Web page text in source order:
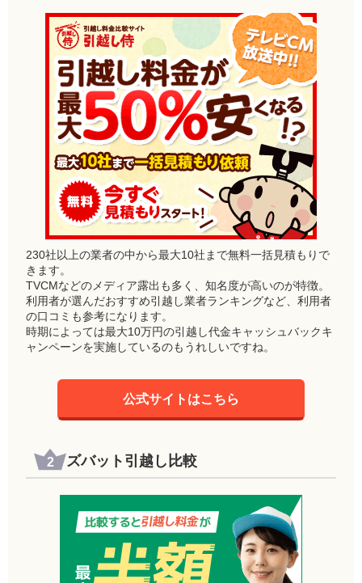
230社以上の業者の中から最大10社まで無料一括見積もりで
きます。
TVCMなどのメディア露出も多く、知名度が高いのが特徴。
利用者が選んだおすすめ引越し業者ランキングなど、利用者
の口コミも参考になります。
時期によっては最大10万円の引越し代金キャッシュバックキ
ャンペーンを実施しているのもうれしいですね。
公式サイトはこちら
ズバット引越し比較